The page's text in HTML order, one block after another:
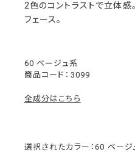
3099
60 ベージュ系
2色のコントラストで立体感
フェース。
全成分はこちら
選択されたカラー：60 ベージ